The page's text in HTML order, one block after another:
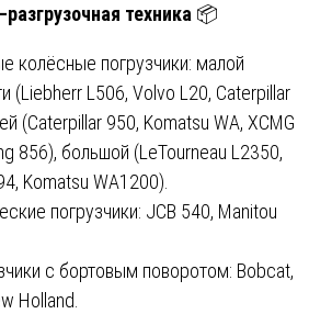
разгрузочная техника 📦
колёсные погрузчики: малой
(Liebherr L506, Volvo L20, Caterpillar
(Caterpillar 950, Komatsu WA, XCMG
856), большой (LeTourneau L2350,
Komatsu WA1200).
погрузчики: JCB 540, Manitou
с бортовым поворотом: Bobcat,
Holland.